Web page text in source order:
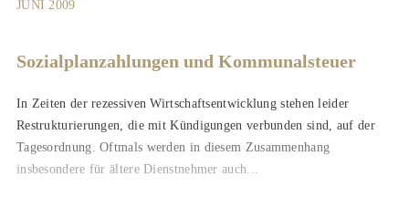
JUNI 2009
Sozialplanzahlungen und Kommunalsteuer
In Zeiten der rezessiven Wirtschaftsentwicklung stehen leider
Restrukturierungen, die mit Kündigungen verbunden sind, auf der
Tagesordnung. Oftmals werden in diesem Zusammenhang
insbesondere für ältere Dienstnehmer auch...